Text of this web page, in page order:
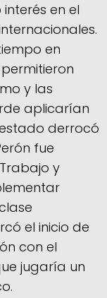
en el
en
y las
aplicarían
estado derrocó
fue
y
el inicio de
con el
jugaría un